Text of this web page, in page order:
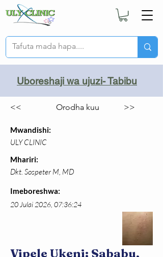
Uboreshaji wa ujuzi- Tabibu
<< Orodha kuu >>
Mwandishi:
ULY CLINIC
Mhariri:
Dkt. Sospeter M, MD
Imeboreshwa:
20 Julai 2026, 07:36:24
Vipele Ukeni: Sababu,